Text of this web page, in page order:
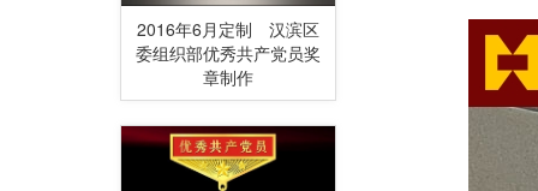
2016年6月定制 汉滨区
委组织部优秀共产党员奖
章制作